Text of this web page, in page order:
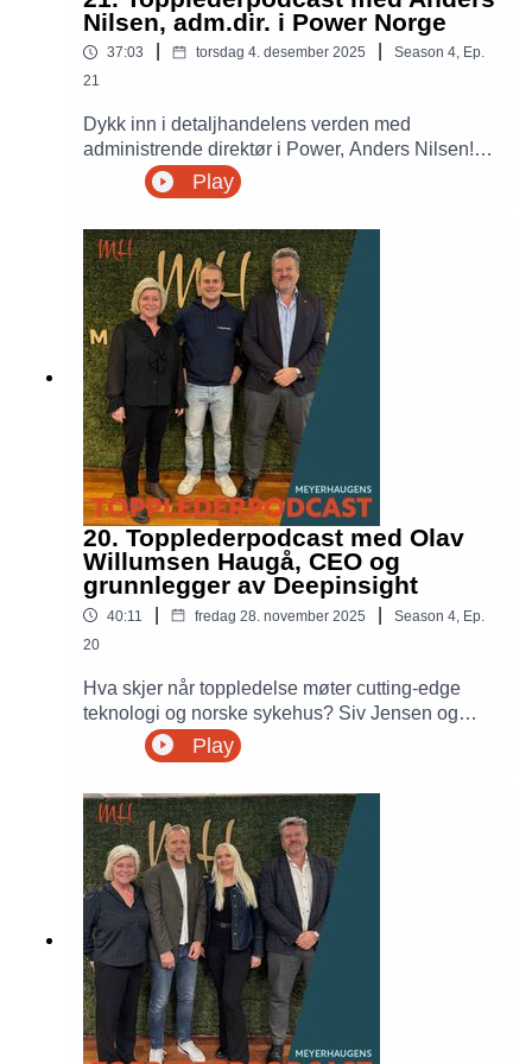
Nilsen, adm.dir. i Power Norge
37:03 torsdag 4. desember 2025 Season 4, Ep.
21
Dykk inn i detaljhandelens verden med
administrende direktør i Power, Anders Nilsen!
Hør om suksesshistorier, arbeidsglede, og
hvordan teknologi former fremtidens
butikklandskap. Topplederpodcasten tar for seg
viktigheten av arbeidsglede og hvordan Power
jobber for å motivere sine ansatte. Anders deler
også hvordan selskapet har vokst til suksess
som 100 % norsk retailseskap.
Play
20. Topplederpodcast med Olav
Willumsen Haugå, CEO og
grunnlegger av Deepinsight
40:11 fredag 28. november 2025 Season 4 Ep.
20
Hva skjer når toppledelse møter cutting-edge
teknologi og norske sykehus? Siv Jensen og
Petter Meyer møter Olav Willumsen Haugå, CEO
og grunnlegger av Deepinsight. Haugå deler
bruker kunstig intelligens (AI) for å forbedre
ressursplanleggingen i norske sykehus. Haugå
diskuterer viktigheten av innovasjon i
helsevesenet, nødvendigheten av god
anskaffelsespraksis, og hvordan Deepinsight sitt
system har redusert ventelister og økt
effektiviteten ved norske sykehus.
Play